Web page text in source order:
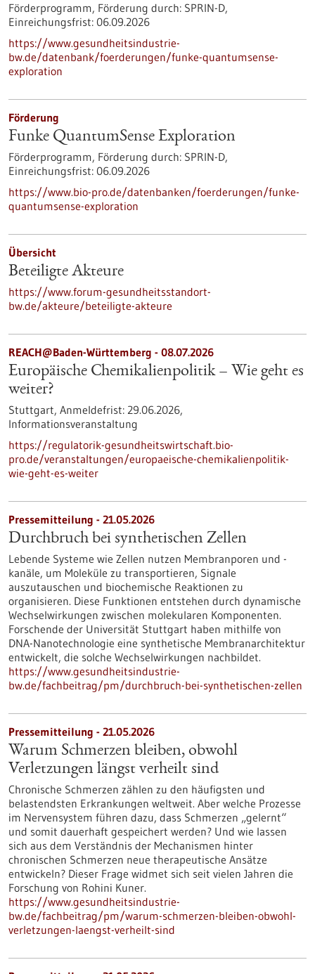
Förderprogramm, Förderung durch: SPRIN-D,
Einreichungsfrist: 06.09.2026
https://www.gesundheitsindustrie-
bw.de/datenbank/foerderungen/funke-quantumsense-
exploration
Förderung
Funke QuantumSense Exploration
Förderprogramm, Förderung durch: SPRIN-D,
Einreichungsfrist: 06.09.2026
https://www.bio-pro.de/datenbanken/foerderungen/funke-
quantumsense-exploration
Übersicht
Beteiligte Akteure
https://www.forum-gesundheitsstandort-
bw.de/akteure/beteiligte-akteure
REACH@Baden-Württemberg - 08.07.2026
Europäische Chemikalienpolitik – Wie geht es
weiter?
Stuttgart, Anmeldefrist: 29.06.2026,
Informationsveranstaltung
https://regulatorik-gesundheitswirtschaft.bio-
pro.de/veranstaltungen/europaeische-chemikalienpolitik-
wie-geht-es-weiter
Pressemitteilung - 21.05.2026
Durchbruch bei synthetischen Zellen
Lebende Systeme wie Zellen nutzen Membranporen und -
kanäle, um Moleküle zu transportieren, Signale
auszutauschen und biochemische Reaktionen zu
organisieren. Diese Funktionen entstehen durch dynamische
Wechselwirkungen zwischen molekularen Komponenten.
Forschende der Universität Stuttgart haben mithilfe von
DNA-Nanotechnologie eine synthetische Membranarchitektur
entwickelt, die solche Wechselwirkungen nachbildet.
https://www.gesundheitsindustrie-
bw.de/fachbeitrag/pm/durchbruch-bei-synthetischen-zellen
Pressemitteilung - 21.05.2026
Warum Schmerzen bleiben, obwohl
Verletzungen längst verheilt sind
Chronische Schmerzen zählen zu den häufigsten und
belastendsten Erkrankungen weltweit. Aber welche Prozesse
im Nervensystem führen dazu, dass Schmerzen „gelernt“
und somit dauerhaft gespeichert werden? Und wie lassen
sich aus dem Verständnis der Mechanismen hinter
chronischen Schmerzen neue therapeutische Ansätze
entwickeln? Dieser Frage widmet sich seit vielen Jahren die
Forschung von Rohini Kuner.
https://www.gesundheitsindustrie-
bw.de/fachbeitrag/pm/warum-schmerzen-bleiben-obwohl-
verletzungen-laengst-verheilt-sind